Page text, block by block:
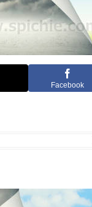
Facebook